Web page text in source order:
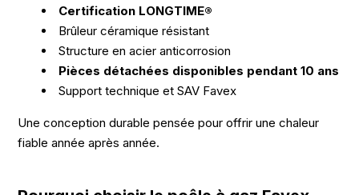
Certification LONGTIME®
Brûleur céramique résistant
Structure en acier anticorrosion
Pièces détachées disponibles pendant 10 ans
Support technique et SAV Favex
Une conception durable pensée pour offrir une chaleur
fiable année après année.